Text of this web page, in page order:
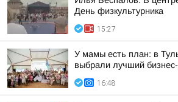
День физкультурника
15:27
У мамы есть план: в
выбрали лучший
16:48